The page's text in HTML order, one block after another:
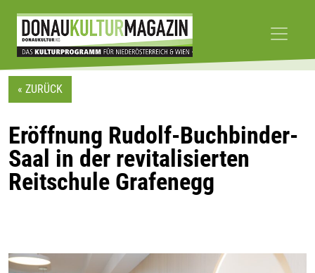
Skip
to
content« ZURÜCK
Eröffnung Rudolf-Buchbinder-
Saal in der revitalisierten
Reitschule Grafenegg